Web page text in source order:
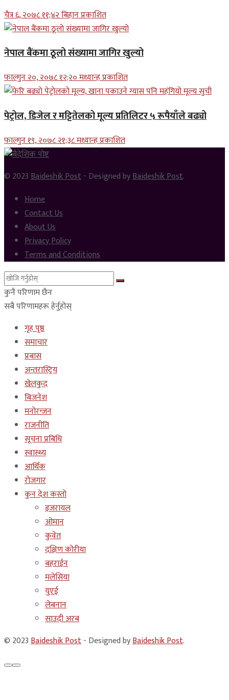
चैत्र ६, २०७८ ११;४२ बिहान प्रकाशित
नेपाल बैंकमा ठूलो संख्यामा जागिर खुल्यो
फाल्गुन २०, २०७८ १२;२० मध्यान्ह प्रकाशित
पेट्रोल, डिजेल र मट्टितेलको मूल्य प्रतिलिटर ५ रूपैयाँले बढ्यो
फाल्गुन १९, २०७८ २१;३८ मध्यान्ह प्रकाशित
© 2023Baideshik Post- Designed byBaideshik Post.
Home
Contact Us
About Us
Privacy Policy
Terms and Conditions
कुनै परिणाम छैन
सबै परिणामहरू हेर्नुहोस्
गृह पृष्ठ
समाचार
प्रबास
अन्तरास्ट्रिय
खेलकुद
बिजनेश
मनोरन्जन
राजनीति
सूचना प्रबिधि
स्वास्थ्य
आर्थिक
रोजगार
कुन देश कस्तो
इजरायल
ओमान
कुवेत
दक्षिण कोरीया
बहराईन
मलेसिया
युएई
लेबनान
साउदी अरब
© 2023Baideshik Post- Designed byBaideshik Post.